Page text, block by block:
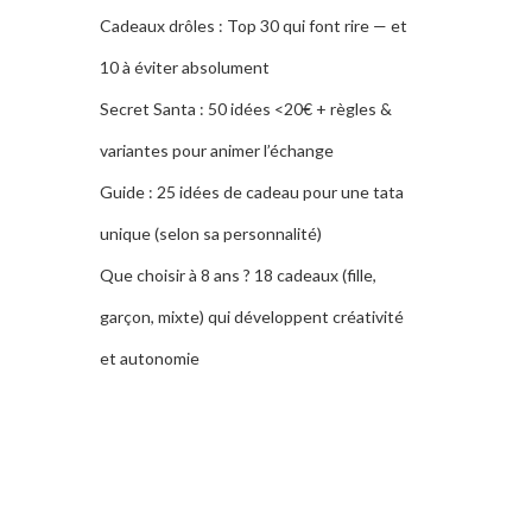
Cadeaux drôles : Top 30 qui font rire — et
10 à éviter absolument
Secret Santa : 50 idées <20€ + règles &
variantes pour animer l’échange
Guide : 25 idées de cadeau pour une tata
unique (selon sa personnalité)
Que choisir à 8 ans ? 18 cadeaux (fille,
garçon, mixte) qui développent créativité
et autonomie